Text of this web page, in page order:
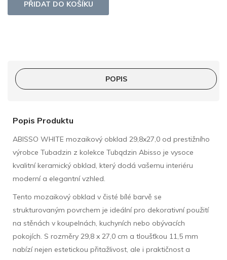
POPIS
Popis Produktu
ABISSO WHITE mozaikový obklad 29,8x27,0 od prestižního
výrobce Tubadzin z kolekce Tubądzin Abisso je vysoce
kvalitní keramický obklad, který dodá vašemu interiéru
moderní a elegantní vzhled.
Tento mozaikový obklad v čisté bílé barvě se
strukturovaným povrchem je ideální pro dekorativní použití
na stěnách v koupelnách, kuchyních nebo obývacích
pokojích. S rozměry 29,8 x 27,0 cm a tloušťkou 11,5 mm
nabízí nejen estetickou přitažlivost, ale i praktičnost a